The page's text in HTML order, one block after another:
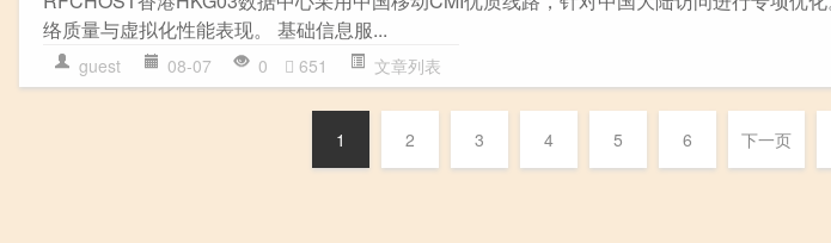
络质量与虚拟化性能表现。 基础信息服...
guest 08-07 0 651 文章列表
1 2 3 4 5 6 下一页